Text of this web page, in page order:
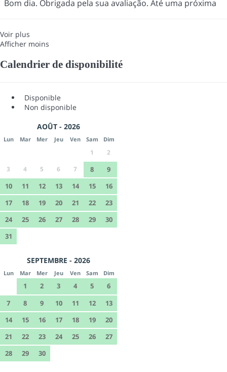
Bom dia. Obrigada pela sua avaliação. Até uma próxima
Voir plus
Afficher moins
Calendrier de disponibilité
Disponible
Non disponible
AOÛT - 2026
Lun Mar Mer Jeu Ven Sam Dim
1
2
3
4 5 6 7 8
9
10
11 12 13 14 15
16
17
18 19 20 21 22
23
24
25 26 27 28 29
30
31
SEPTEMBRE - 2026
Lun Mar Mer Jeu Ven Sam Dim
1 2 3 4 5
6
7
8 9 10 11 12
13
14
15 16 17 18 19
20
21
22 23 24 25 26
27
28
29 30